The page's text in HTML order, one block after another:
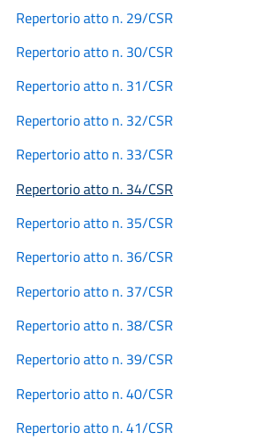
Repertorio atto n. 29/CSR
Repertorio atto n. 30/CSR
Repertorio atto n. 31/CSR
Repertorio atto n. 32/CSR
Repertorio atto n. 33/CSR
Repertorio atto n. 34/CSR
Repertorio atto n. 35/CSR
Repertorio atto n. 36/CSR
Repertorio atto n. 37/CSR
Repertorio atto n. 38/CSR
Repertorio atto n. 39/CSR
Repertorio atto n. 40/CSR
Repertorio atto n. 41/CSR